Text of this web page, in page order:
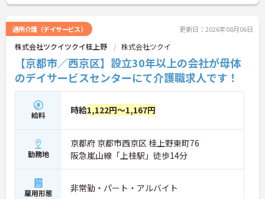
通所介護（デイサービス） 更新日：2026年08月06日
株式会社ツクイツクイ桂上野 株式会社ツクイ
【京都市／西京区】設立30年以上の会社が母体
のデイサービスセンターにて介護職求人です！
給料 時給1,122円～1,167円
勤務地
京都府 京都市西京区 桂上野東町76
阪急嵐山線「上桂駅」徒歩14分
雇用形態 非常勤・パート・アルバイト